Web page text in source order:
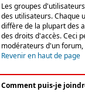
Les groupes
des utilisateurs. Chaque
diffère de la plupart des
des droits d'accès. Ceci
modérateurs d'un
Revenir en haut de page
Comment puis-je